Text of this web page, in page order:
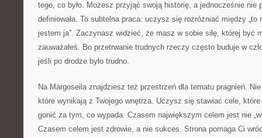
tego, co było. Możesz przyjąć swoją historię, a jednocześnie nie
definiowała. To subtelna praca: uczysz się rozróżniać między „to
jestem ja”. Zaczynasz widzieć, że masz w sobie siłę, której być
zauważałeś. Bo przetrwanie trudnych rzeczy często buduje w
jeśli po drodze było trudno.
Na Margoseila znajdziesz też przestrzeń dla tematu pragnień.
które wynikają z Twojego wnętrza. Uczysz się stawiać cele,
gonić za tym, co wypada. Czasem największym celem jest nie
Czasem celem jest zdrowie, a nie sukces. Strona pomaga Ci